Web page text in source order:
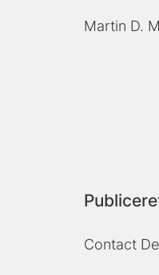
Martin D.
Contact